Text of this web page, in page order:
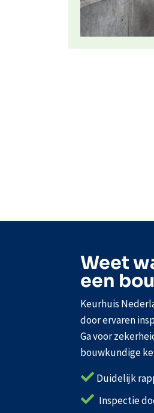
Weet
een
Keurhuis
door ervaren
Ga voor
bouwkundige
 Duidelijk
 Inspectie